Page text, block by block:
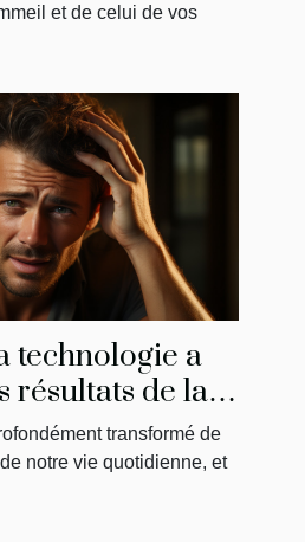
et de celui de vos
technologie a
résultats de la
transformé de
notre vie quotidienne, et